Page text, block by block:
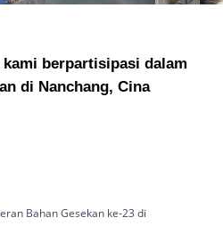
berpartisipasi dalam
di Nanchang, Cina
Bahan Gesekan ke-23 di